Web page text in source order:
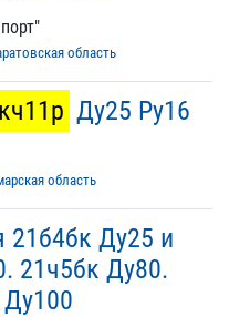
область
Ду25 Ру16
область
21б4бк Ду25 и
21ч5бк Ду80.